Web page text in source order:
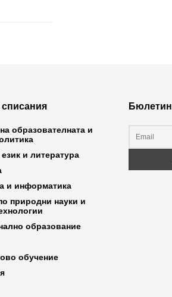
списания
образователната и
и литература
и информатика
природни науки и
образование
обучение
Бюлетин